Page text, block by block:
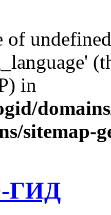
of
in
sitemap-
ГИД